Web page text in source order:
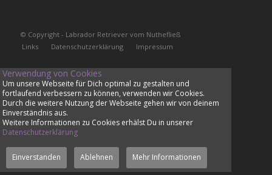
© Copyright - Labrador Retriever vom Nuthefließ
Links
Datenschutzerklärung Impressum
Verwendung von Cookies
Um unsere Webseite für Dich optimal zu gestalten und
fortlaufend verbessern zu können, verwenden wir Cookies.
Durch die weitere Nutzung der Webseite gehen wir von deinem
Einverständnis aus.
Weitere Informationen zu Cookies erhälst Du in unserer
Datenschutzerklärung
Einverstanden Ablehnen Mehr Informationen